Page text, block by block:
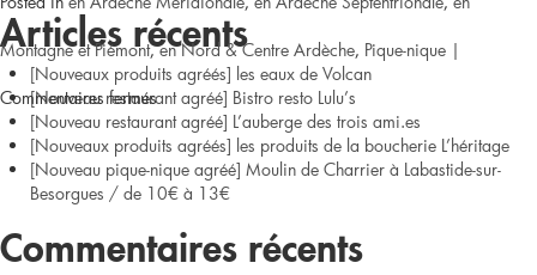
€
Montagne et Piémont,en Nord & Centre Ardèche, Pique-nique |
Commentaires ferméssur
Vous
souhaitez
réserver
Articles récents
[Nouveaux produits agréés] les eaux de Volcan
[Nouveau restaurant agréé] Bistro resto Lulu’s
[Nouveau restaurant agréé] L’auberge des trois ami.es
[Nouveaux produits agréés] les produits de la boucherie L’héritage
[Nouveau pique-nique agréé] Moulin de Charrier à Labastide-sur-
Besorgues / de 10€ à 13€
Commentaires récents